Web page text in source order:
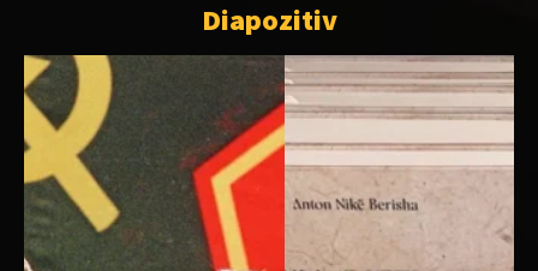
Diapozitiv